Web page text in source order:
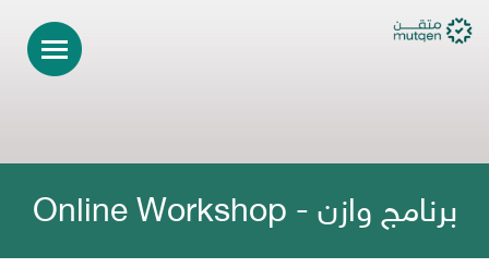
برنامج وازن - Online Workshop